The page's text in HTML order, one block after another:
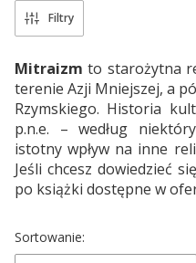
Filtry
Mitraizm to starożytna
terenie Azji Mniejszej, a
Rzymskiego. Historia
p.n.e. – według
istotny wpływ na inne
Jeśli chcesz dowiedzieć
po książki dostępne w
Lista produktów
Sortowanie: